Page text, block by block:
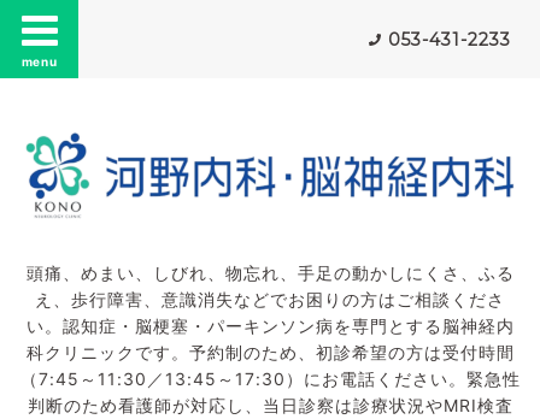
menu
053-431-2233
頭痛、めまい、しびれ、物忘れ、手足の動かしにくさ、ふる
え、歩行障害、意識消失などでお困りの方はご相談くださ
い。認知症・脳梗塞・パーキンソン病を専門とする脳神経内
科クリニックです。予約制のため、初診希望の方は受付時間
（7:45～11:30／13:45～17:30）にお電話ください。緊急性
判断のため看護師が対応し、当日診察は診療状況やMRI検査